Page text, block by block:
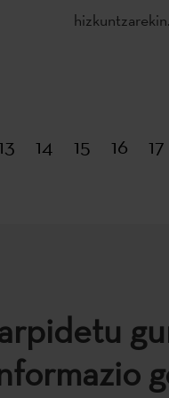
hizkuntzarekin.
14 15 16 17